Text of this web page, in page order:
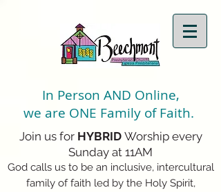
In Person AND Online,
we are ONE Family of Faith.
Join us for HYBRIDWorship every
Sunday at 11AM
God calls us to be an inclusive, intercultural
family of faith led by the Holy Spirit,